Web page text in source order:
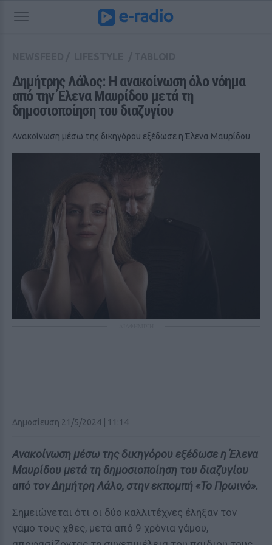
Δημήτρης Λάλος: Η ανακοίνωση όλο νόημα
από την Έλενα Μαυρίδου μετά τη
δημοσιοποίηση του διαζυγίου
Ανακοίνωση μέσω της δικηγόρου εξέδωσε η Έλενα Μαυρίδου
Δημοσίευση 21/5/2024 | 11:14
Ανακοίνωση μέσω της δικηγόρου εξέδωσε η Έλενα
Μαυρίδου μετά τη δημοσιοποίηση του διαζυγίου
από τον Δημήτρη Λάλο, στην εκπομπή «Το Πρωινό».
Σημειώνεται ότι οι δύο καλλιτέχνες έληξαν τον
γάμο τους χθες, μετά από 9 χρόνια γάμου,